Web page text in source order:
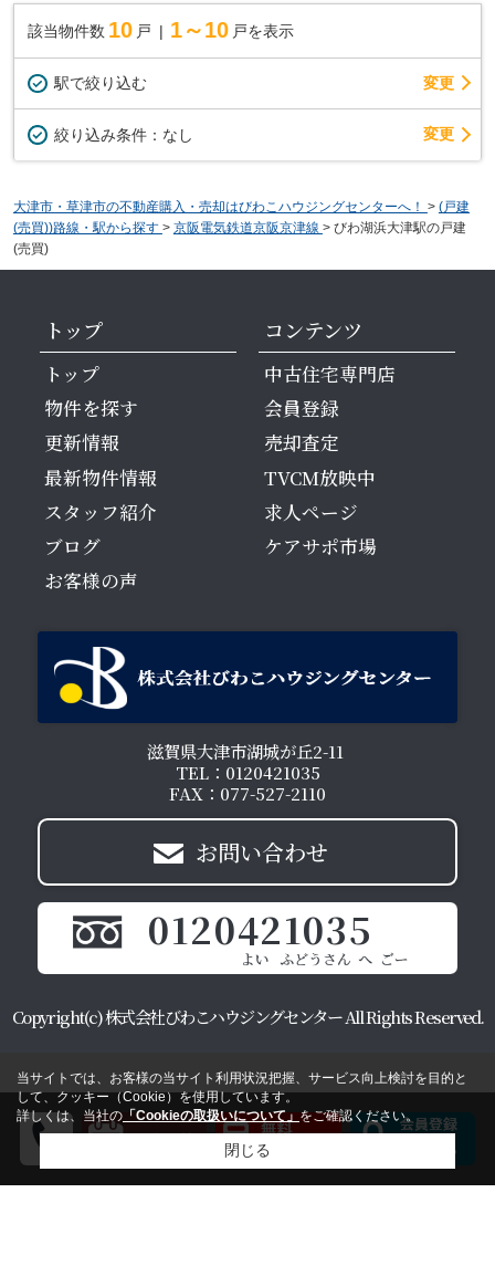
該当物件数 10 戸 1～10 戸を表示
駅で絞り込む 変更
絞り込み条件： なし 変更
大津市・草津市の不動産購入・売却はびわこハウジングセンターへ！ > (戸建
(売買))路線・駅から探す > 京阪電気鉄道京阪京津線 > びわ湖浜大津駅の戸建
(売買)
トップ
トップ
物件を探す
更新情報
最新物件情報
スタッフ紹介
ブログ
お客様の声
コンテンツ
中古住宅専門店
会員登録
売却査定
TVCM放映中
求人ページ
ケアサポ市場
滋賀県大津市湖城が丘2-11
TEL：0120421035
FAX：077-527-2110
お問い合わせ
0120421035
Copyright(c) 株式会社びわこハウジングセンター All Rights Reserved.
当サイトでは、お客様の当サイト利用状況把握、サービス向上検討を目的と
して、クッキー（Cookie）を使用しています。
詳しくは、当社の 「Cookieの取扱いについて」 をご確認ください。
閉じる